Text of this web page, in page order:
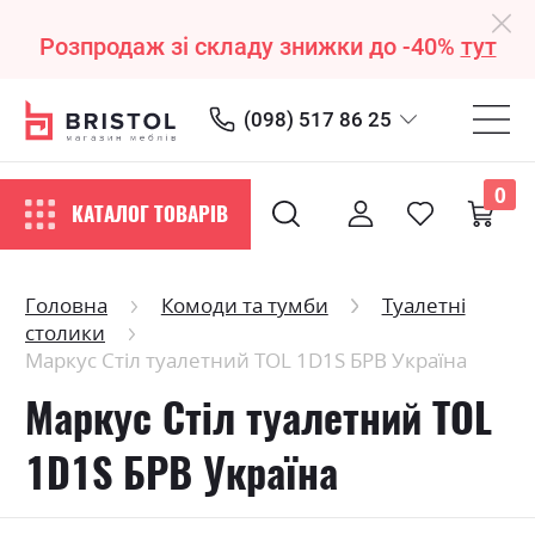
Розпродаж зі складу знижки до -40% тут
(098) 517 86 25
КАТАЛОГ ТОВАРІВ
0
Головна Комоди та тумби
Туалетні
столики
Маркус Стіл туалетний ТОL 1D1S БРВ Україна
Маркус Стіл туалетний ТОL
1D1S БРВ Україна